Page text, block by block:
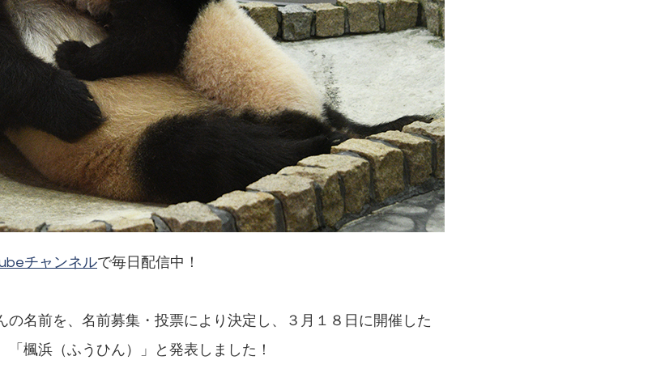
チャンネルで毎日配信中！
の名前を、名前募集・投票により決定し、３月１８日に開催した
「楓浜（ふうひん）」と発表しました！